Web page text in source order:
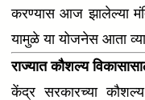
करण्यास आज झालेल्या
यामुळे या योजनेस आता
राज्यात कौशल्य
केंद्र सरकारच्या